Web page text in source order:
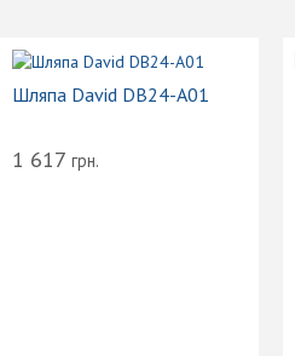
Шляпа David DB24-A01
1 617 грн.